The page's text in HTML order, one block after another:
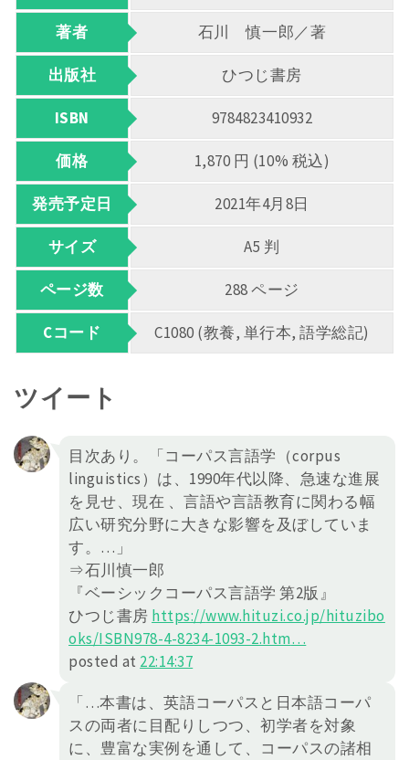
著者 石川 慎一郎／著
出版社 ひつじ書房
ISBN 9784823410932
価格 1,870 円 (10% 税込)
発売予定日 2021年4月8日
サイズ A5 判
ページ数 288 ページ
Cコード C1080 (教養, 単行本, 語学総記)
ツイート
目次あり。「コーパス言語学（corpus
linguistics）は、1990年代以降、急速な進展
を見せ、現在 、言語や言語教育に関わる幅
広い研究分野に大きな影響を及ぼしていま
す。…」
⇒石川慎一郎
『ベーシックコーパス言語学 第2版』
ひつじ書房 https://www.hituzi.co.jp/hituzibo
oks/ISBN978-4-8234-1093-2.htm…
posted at 22:14:37
「…本書は、英語コーパスと日本語コーパ
スの両者に目配りしつつ、初学者を対象
に、豊富な実例を通して、コーパスの諸相